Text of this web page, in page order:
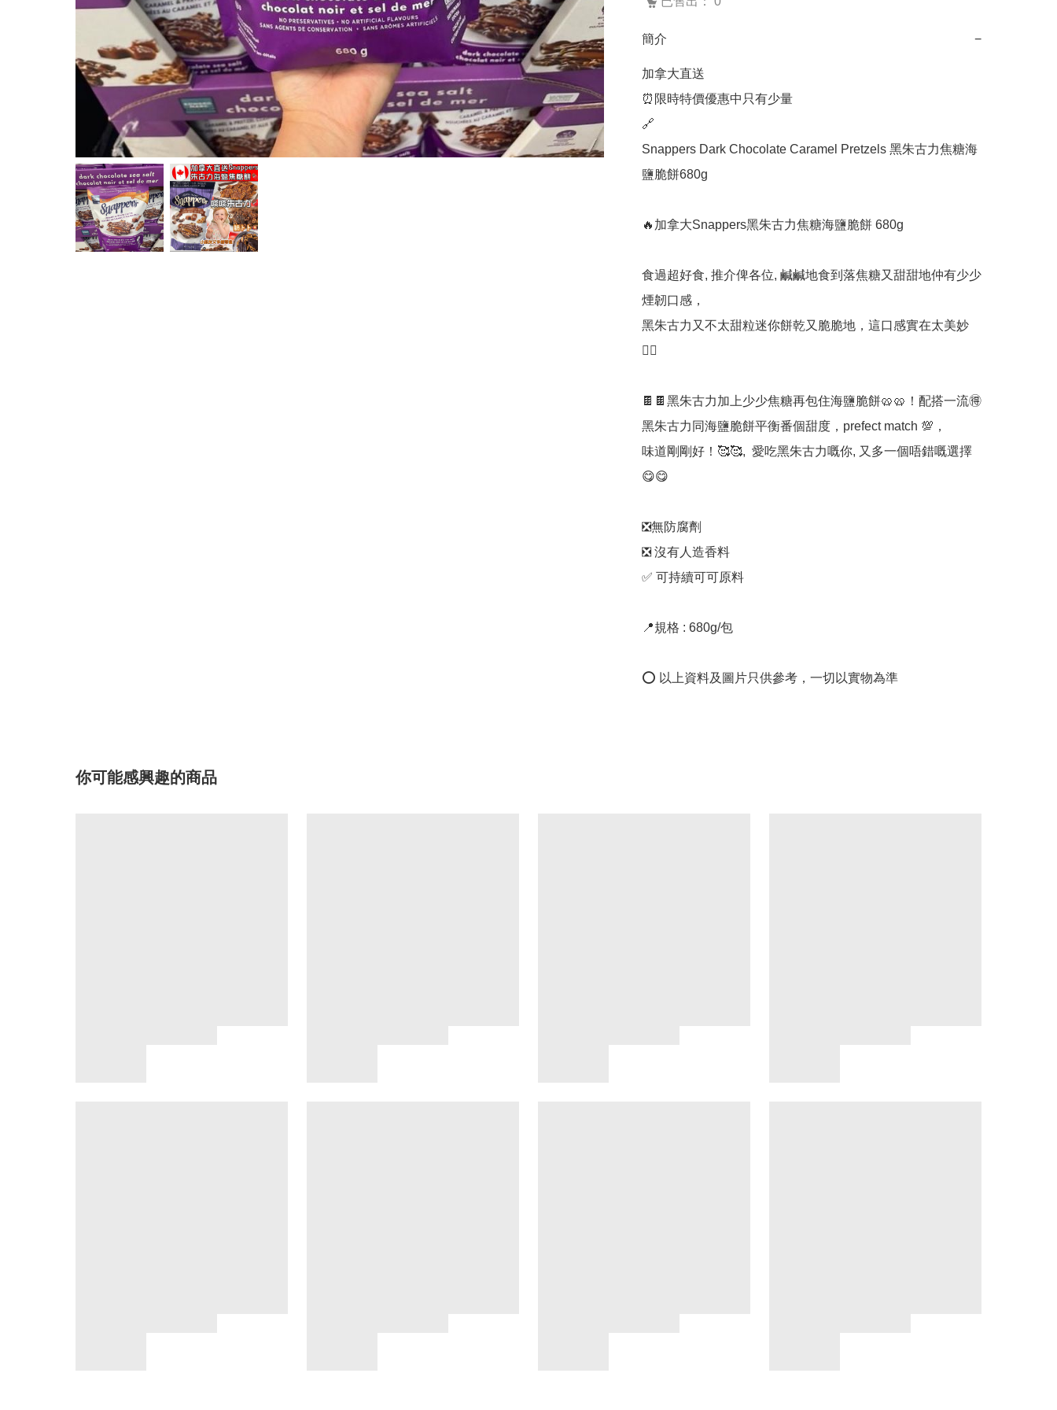
簡介 −
加拿大直送
⏰限時特價優惠中只有少量
🔗
Snappers Dark Chocolate Caramel Pretzels 黑朱古力焦糖海
鹽脆餅680g
🔥加拿大Snappers黑朱古力焦糖海鹽脆餅 680g
食過超好食, 推介俾各位, 鹹鹹地食到落焦糖又甜甜地仲有少少
煙韌口感，
黑朱古力又不太甜粒迷你餅乾又脆脆地，這口感實在太美妙
👍🏻
🍫🍫黑朱古力加上少少焦糖再包住海鹽脆餅🥨🥨！配搭一流🉐
黑朱古力同海鹽脆餅平衡番個甜度，prefect match 💯，
味道剛剛好！🥰🥰,  愛吃黑朱古力嘅你, 又多一個唔錯嘅選擇
😋😋
❎無防腐劑
❎ 沒有人造香料
✅ 可持續可可原料
📍規格 : 680g/包
⭕ 以上資料及圖片只供參考，一切以實物為準
你可能感興趣的商品